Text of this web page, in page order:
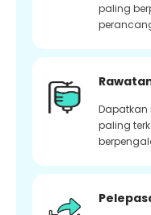
paling
Dapatkan
paling